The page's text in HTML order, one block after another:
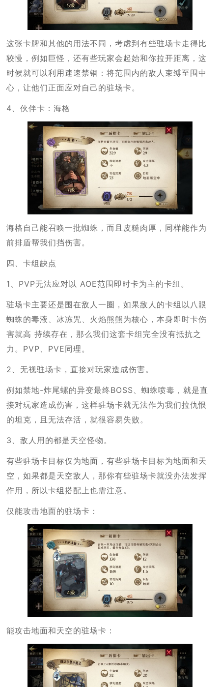
这张卡牌和其他的用法不同，考虑到有些驻场卡走得比
较慢，例如巨怪，还有些玩家会起始和你拉开距离，这
时候就可以利用速速禁锢：将范围内的敌人束缚至围中
心，让他们正面应对自己的驻场卡。
4、伙伴卡：海格
海格自己能召唤一批蜘蛛，而且皮糙肉厚，同样能作为
前排盾帮我们挡伤害。
四、卡组缺点
1、PVP无法应对以 AOE范围即时卡为主的卡组。
驻场卡主要还是围在敌人一圈，如果敌人的卡组以八眼
蜘蛛的毒液、冰冻咒、火焰熊熊为核心，本身即时卡伤
害就高 持续存在，那么我们这套卡组完全没有抵抗之
力。PVP、PVE同理。
2、无视驻场卡，直接对玩家造成伤害。
例如禁地-炸尾螺的异变最终BOSS、蜘蛛喷毒，就是直
接对玩家造成伤害，这样驻场卡就无法作为我们拉仇恨
的坦克，且无法存活，就很容易失败。
3、敌人用的都是天空怪物。
有些驻场卡目标仅为地面，有些驻场卡目标为地面和天
空，如果都是天空敌人，那你有些驻场卡就没办法发挥
作用，所以卡组搭配上也需注意。
仅能攻击地面的驻场卡：
能攻击地面和天空的驻场卡：